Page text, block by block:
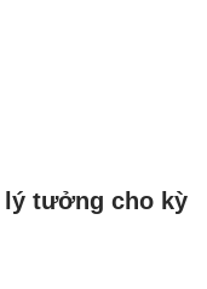
lý tưởng cho kỳ